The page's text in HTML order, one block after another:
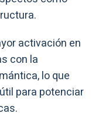
activación en
con la
lo que
para potenciar